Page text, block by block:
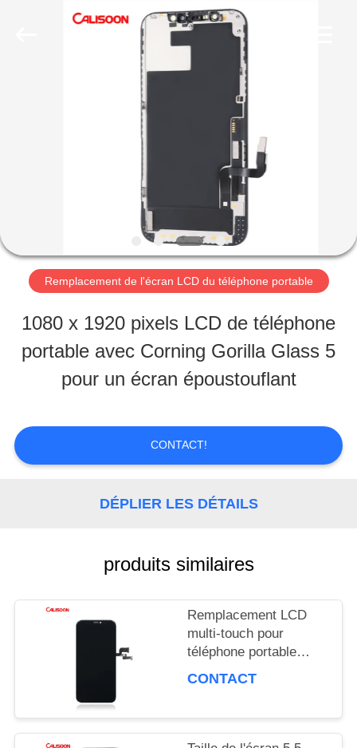
A
PROPOS
DE
NOUS
VISITE
D'USINE
CONTRÔLE
QUALITÉ
DE
Remplacement de l'écran LCD du téléphone portable
1080 x 1920 pixels LCD de téléphone
portable avec Corning Gorilla Glass 5
pour un écran époustouflant
CONTACT!
DÉPLIER LES DÉTAILS
produits similaires
Remplacement LCD
multi-touch pour
téléphone portable
avec taux de
CONTACT